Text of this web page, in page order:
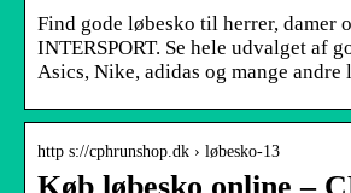
Find gode løbesko til herrer, damer
INTERSPORT. Se hele udvalget af
Asics, Nike, adidas og mange andre
http s://cphrunshop.dk › løbesko-13
Køb løbesko online –